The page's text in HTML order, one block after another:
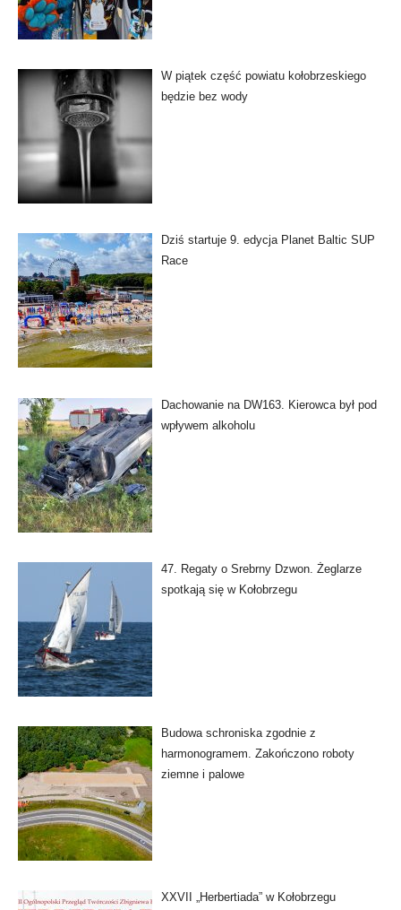
W piątek część powiatu kołobrzeskiego
będzie bez wody
Dziś startuje 9. edycja Planet Baltic SUP
Race
Dachowanie na DW163. Kierowca był pod
wpływem alkoholu
47. Regaty o Srebrny Dzwon. Żeglarze
spotkają się w Kołobrzegu
Budowa schroniska zgodnie z
harmonogramem. Zakończono roboty
ziemne i palowe
XXVII „Herbertiada” w Kołobrzegu